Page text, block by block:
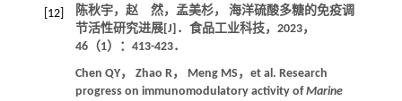
[12]
陈秋宇，赵 然，孟美杉， 海洋硫酸多糖的免疫调
节活性研究进展[J]． 食品工业科技 ， 2023，
46（1）：413-423．
Chen QY， Zhao R， Meng MS ，et al. Research
progress on immunomodulatory activity ofMarine